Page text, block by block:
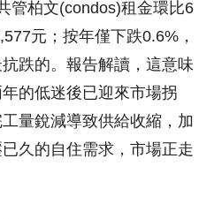
管柏文(condos)租金環比6
元；按年僅下跌0.6%，
跌的。報告解讀，這意味
的低迷後已迎來市場拐
量銳減導致供給收縮，加
久的自住需求，市場正走